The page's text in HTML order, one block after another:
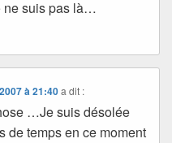
ne suis pas là…
à 21:40 a dit :
…Je suis désolée
de temps en ce moment